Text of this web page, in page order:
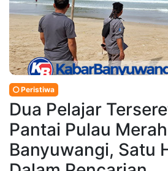
Peristiwa
Dua Pelajar
Pantai Pulau Merah
Banyuwangi, Satu